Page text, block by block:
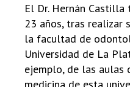
El Dr. Hernán
23 años, tras realizar
la facultad de
Universidad de La
ejemplo, de las
medicina de esta